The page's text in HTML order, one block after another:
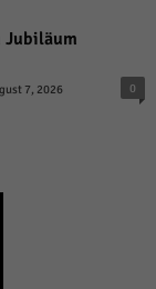
Jubiläum
7, 2026 0